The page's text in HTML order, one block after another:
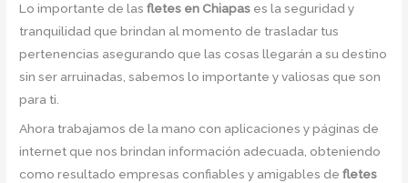
Lo importante de lasfletes en Chiapas es la seguridad y
tranquilidad que brindan al momento de trasladar tus
pertenencias asegurando que las cosas llegarán a su destino
sin ser arruinadas, sabemos lo importante y valiosas que son
para ti.
Ahora trabajamos de la mano con aplicaciones y páginas de
internet que nos brindan información adecuada, obteniendo
como resultado empresas confiables y amigables defletes